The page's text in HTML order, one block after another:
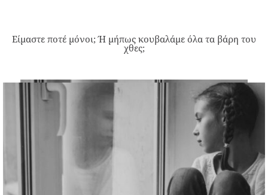
Είμαστε ποτέ μόνοι; Ή μήπως κουβαλάμε όλα τα βάρη του
χθες;